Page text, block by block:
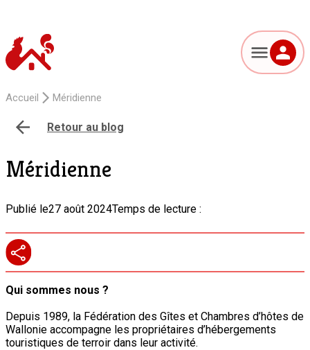
Accueil Méridienne
Retour au blog
Méridienne
Publié le27 août 2024Temps de lecture :
Qui sommes nous ?
Depuis 1989, la Fédération des Gîtes et Chambres d’hôtes de
Wallonie accompagne les propriétaires d’hébergements
touristiques de terroir dans leur activité.